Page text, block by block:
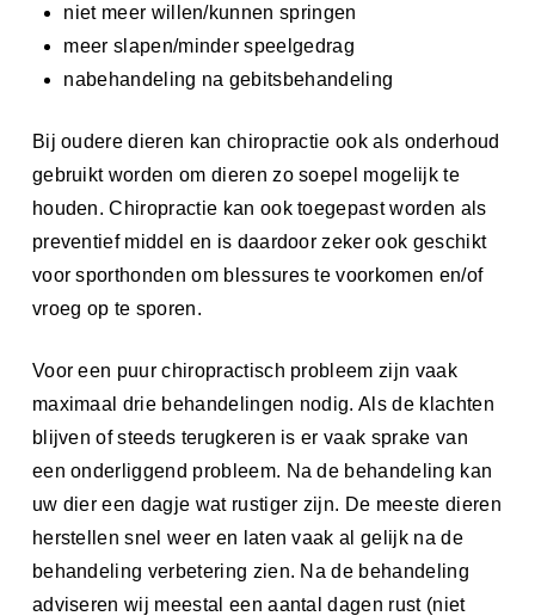
niet meer willen/kunnen springen
meer slapen/minder speelgedrag
nabehandeling na gebitsbehandeling
Bij oudere dieren kan chiropractie ook als onderhoud
gebruikt worden om dieren zo soepel mogelijk te
houden. Chiropractie kan ook toegepast worden als
preventief middel en is daardoor zeker ook geschikt
voor sporthonden om blessures te voorkomen en/of
vroeg op te sporen.
Voor een puur chiropractisch probleem zijn vaak
maximaal drie behandelingen nodig. Als de klachten
blijven of steeds terugkeren is er vaak sprake van
een onderliggend probleem. Na de behandeling kan
uw dier een dagje wat rustiger zijn. De meeste dieren
herstellen snel weer en laten vaak al gelijk na de
behandeling verbetering zien. Na de behandeling
adviseren wij meestal een aantal dagen rust (niet